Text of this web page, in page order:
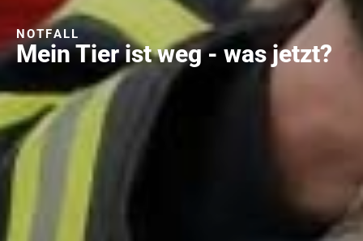
NOTFALL
Mein Tier ist weg - was jetzt?